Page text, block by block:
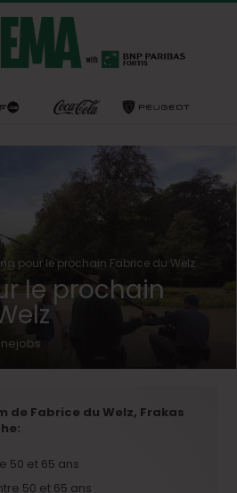
pour le prochain Fabrice du Welz
le prochain
de Fabrice du Welz, Frakas
50 et 65 ans
50 et 65 ans